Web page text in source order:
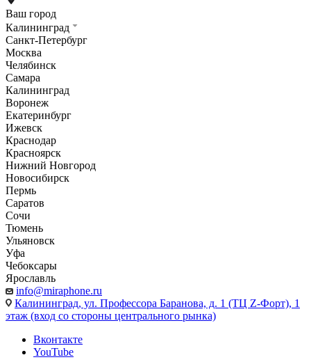
Ваш город
Калининград
Санкт-Петербург
Москва
Челябинск
Самара
Калининград
Воронеж
Екатеринбург
Ижевск
Краснодар
Красноярск
Нижний Новгород
Новосибирск
Пермь
Саратов
Сочи
Тюмень
Ульяновск
Уфа
Чебоксары
Ярославль
info@miraphone.ru
Калининград, ул. Профессора Баранова, д. 1 (ТЦ Z-Форт), 1
этаж (вход со стороны центрального рынка)
Вконтакте
YouTube